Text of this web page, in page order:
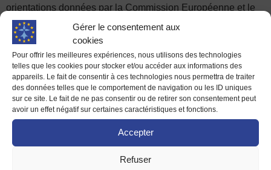
Gérer le consentement aux
cookies
Pour offrir les meilleures expériences, nous utilisons des technologies
telles que les cookies pour stocker et/ou accéder aux informations des
appareils. Le fait de consentir à ces technologies nous permettra de traiter
des données telles que le comportement de navigation ou les ID uniques
sur ce site. Le fait de ne pas consentir ou de retirer son consentement peut
avoir un effet négatif sur certaines caractéristiques et fonctions.
Accepter
Refuser
orientations données par la Commission Européenne et le
Pacte Vert.
Et pour cause, le tramway est le mode de déplacement
urbain qui consomme le moins d’énergie par kilomètre et par
personne. De plus, le tramway à traction électrique n’émet
pas de dioxyde de carbone (CO²) quand il circule.